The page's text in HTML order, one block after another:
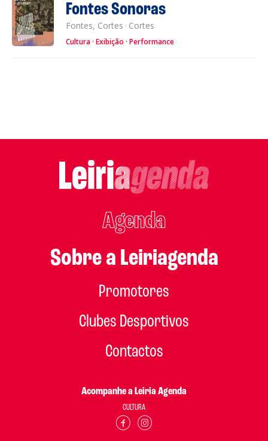
Fontes Sonoras
Fontes, Cortes · Cortes
Cultura Exibição Performance
Agenda
Sobre a Leiriagenda
Promotores
Clubes Desportivos
Contactos
Acompanhe a Leiria Agenda
CULTURA